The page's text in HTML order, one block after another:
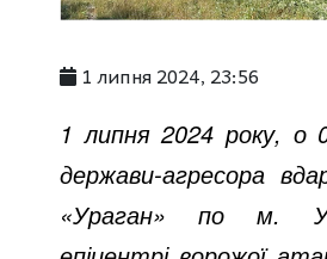
1 липня 2024, 23:56
1 липня 2024 року, о
держави-агресора
«Ураган» по м.